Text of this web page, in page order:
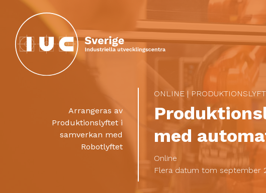
Hoppa till huvudinnehållet
Arrangeras av
Produktionslyftet i
samverkan med
Robotlyftet
ONLINE|
med
Online
Flera datum tom september